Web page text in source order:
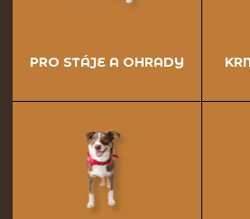
PRO STÁJE A OHRADY